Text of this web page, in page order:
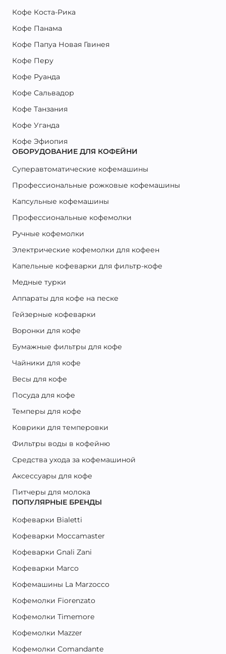
Кофе Коста-Рика
Кофе Панама
Кофе Папуа Новая Гвинея
Кофе Перу
Кофе Руанда
Кофе Сальвадор
Кофе Танзания
Кофе Уганда
Кофе Эфиопия
ОБОРУДОВАНИЕ ДЛЯ КОФЕЙНИ
Суперавтоматические кофемашины
Профессиональные рожковые кофемашины
Капсульные кофемашины
Профессиональные кофемолки
Ручные кофемолки
Электрические кофемолки для кофеен
Капельные кофеварки для фильтр-кофе
Медные турки
Аппараты для кофе на песке
Гейзерные кофеварки
Воронки для кофе
Бумажные фильтры для кофе
Чайники для кофе
Весы для кофе
Посуда для кофе
Темперы для кофе
Коврики для темперовки
Фильтры воды в кофейню
Средства ухода за кофемашиной
Аксессуары для кофе
Питчеры для молока
ПОПУЛЯРНЫЕ БРЕНДЫ
Кофеварки Bialetti
Кофеварки Moccamaster
Кофеварки Gnali Zani
Кофеварки Marco
Кофемашины La Marzocco
Кофемолки Fiorenzato
Кофемолки Timemore
Кофемолки Mazzer
Кофемолки Comandante